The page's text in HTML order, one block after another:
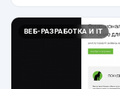
ВЕБ-РАЗРАБОТКА И IT